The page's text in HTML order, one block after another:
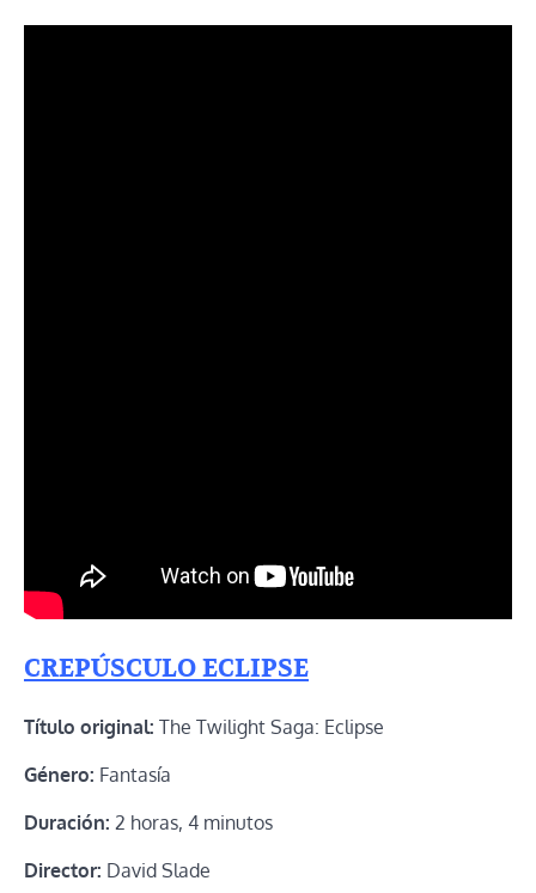
CREPÚSCULO ECLIPSE
Título original: The Twilight Saga: Eclipse
Género: Fantasía
Duración: 2 horas, 4 minutos
Director: David Slade